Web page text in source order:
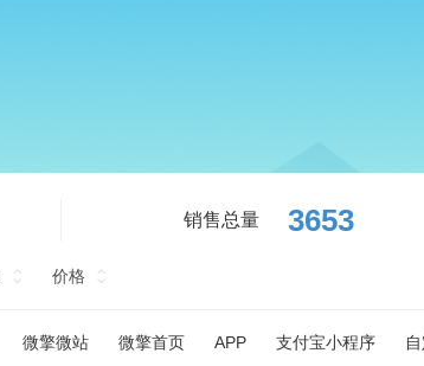
销售总量 3653
价格
微擎微站 微擎首页 APP 支付宝小程序